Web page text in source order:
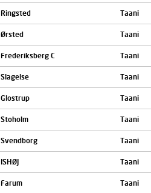
Ringsted Taani
Ørsted Taani
Frederiksberg C Taani
Slagelse Taani
Glostrup Taani
Stoholm Taani
Svendborg Taani
ISHØJ Taani
Farum Taani